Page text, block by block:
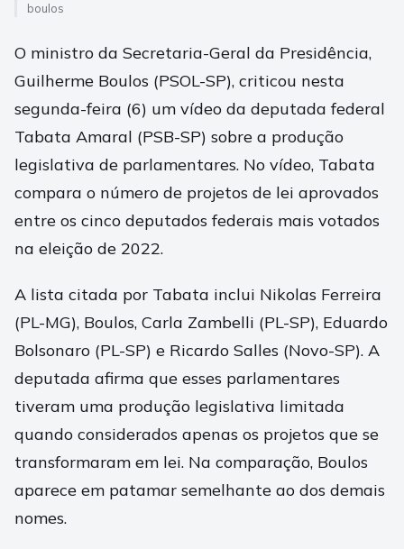
boulos
O ministro da Secretaria-Geral da Presidência,
Guilherme Boulos (PSOL-SP), criticou nesta
segunda-feira (6) um vídeo da deputada federal
Tabata Amaral (PSB-SP) sobre a produção
legislativa de parlamentares. No vídeo, Tabata
compara o número de projetos de lei aprovados
entre os cinco deputados federais mais votados
na eleição de 2022.
A lista citada por Tabata inclui Nikolas Ferreira
(PL-MG), Boulos, Carla Zambelli (PL-SP), Eduardo
Bolsonaro (PL-SP) e Ricardo Salles (Novo-SP). A
deputada afirma que esses parlamentares
tiveram uma produção legislativa limitada
quando considerados apenas os projetos que se
transformaram em lei. Na comparação, Boulos
aparece em patamar semelhante ao dos demais
nomes.